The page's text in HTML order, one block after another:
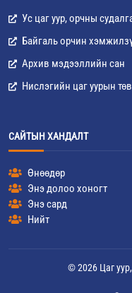
Ус цаг уур, орчны
Байгаль орчин
Архив мэдээллийн сан
Нислэгийн цаг уурын төв
САЙТЫН ХАНДАЛТ
Өнөөдөр
Энэ долоо хоногт
Энэ сард
Нийт
© 2026 Цаг